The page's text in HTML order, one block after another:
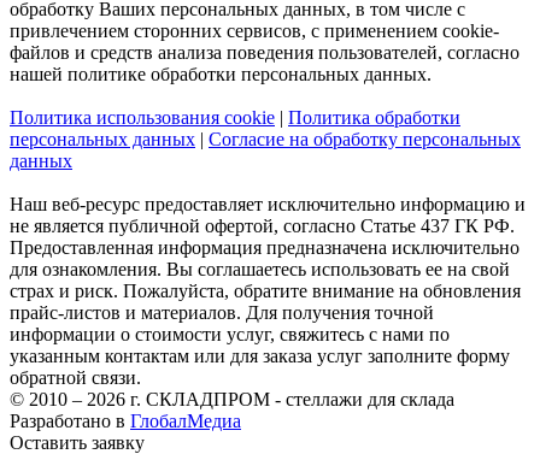
обработку Ваших персональных данных, в том числе с
привлечением сторонних сервисов, с применением cookie-
файлов и средств анализа поведения пользователей, согласно
нашей политике обработки персональных данных.
Политика использования cookie | Политика обработки
персональных данных | Согласие на обработку персональных
данных
Наш веб-ресурс предоставляет исключительно информацию и
не является публичной офертой, согласно Статье 437 ГК РФ.
Предоставленная информация предназначена исключительно
для ознакомления. Вы соглашаетесь использовать ее на свой
страх и риск. Пожалуйста, обратите внимание на обновления
прайс-листов и материалов. Для получения точной
информации о стоимости услуг, свяжитесь с нами по
указанным контактам или для заказа услуг заполните форму
обратной связи.
© 2010 – 2026 г. СКЛАДПРОМ - стеллажи для склада
Разработано в ГлобалМедиа
Оставить заявку